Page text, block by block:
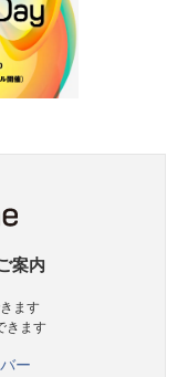
案内
ます
きます
ー